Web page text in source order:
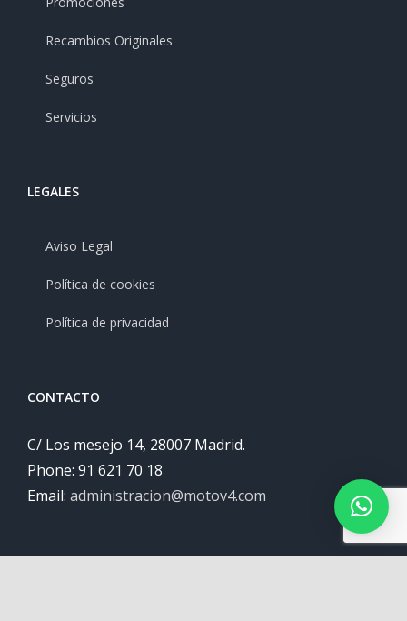
Recambios Originales
Seguros
Servicios
LEGALES
Aviso Legal
Política de cookies
Política de privacidad
CONTACTO
C/ Los mesejo 14, 28007 Madrid.
Phone: 91 621 70 18
Email: administracion@motov4.com